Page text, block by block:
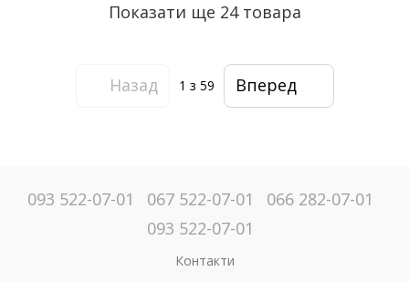
Показати ще 24 товара
Назад 1 з 59 Вперед
093 522-07-01 067 522-07-01
066 282-07-01
093 522-07-01
Контакти